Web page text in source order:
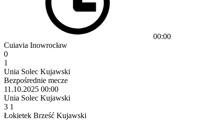
00:00
Cuiavia Inowrocław
0
1
Unia Solec Kujawski
Bezpośrednie mecze
11.10.2025 00:00
Unia Solec Kujawski
3 1
Łokietek Brześć Kujawski